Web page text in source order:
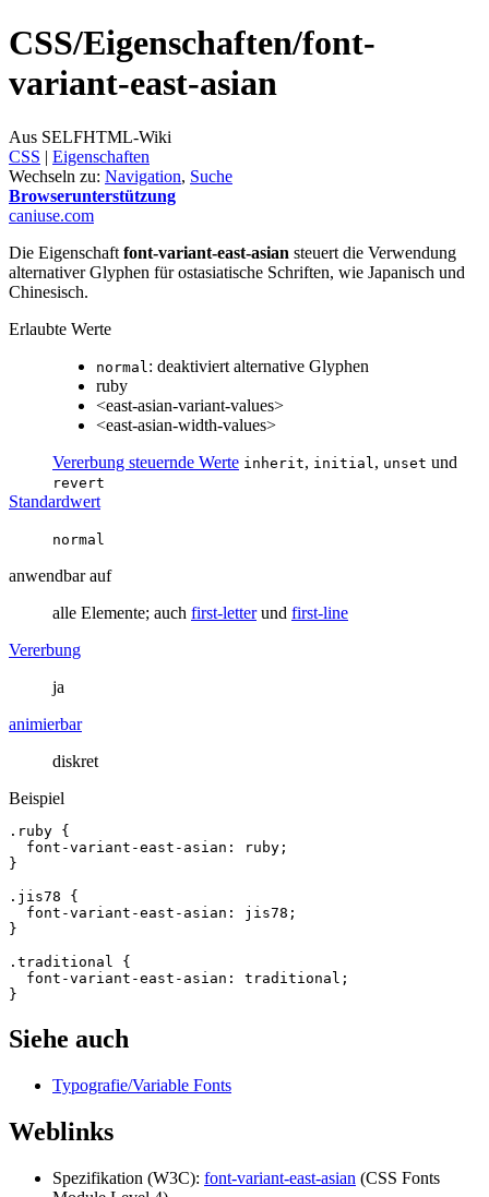
CSS/Eigenschaften/font-
variant-east-asian
Aus SELFHTML-Wiki
CSS ‎ | Eigenschaften
Wechseln zu: Navigation, Suche
Browserunterstützung
caniuse.com
Die Eigenschaft font-variant-east-asian steuert die Verwendung
alternativer Glyphen für ostasiatische Schriften, wie Japanisch und
Chinesisch.
Erlaubte Werte
normal : deaktiviert alternative Glyphen
ruby
<east-asian-variant-values>
<east-asian-width-values>
Vererbung steuernde Werte inherit, initial , unset und
revert
Standardwert
normal
anwendbar auf
alle Elemente; auch first-letterund first-line
Vererbung
ja
animierbar
diskret
Beispiel
.ruby {
font-variant -east - asian : ruby ;
}
.jis78
{
font-variant -east - asian : jis78 ;
}
.traditional
{
font-variant -east - asian : traditional ;
}
Siehe auch
Typografie/Variable Fonts
Weblinks
Spezifikation (W3C): font-variant-east-asian (CSS Fonts